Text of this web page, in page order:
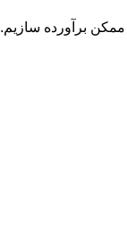
برآورده سازیم.